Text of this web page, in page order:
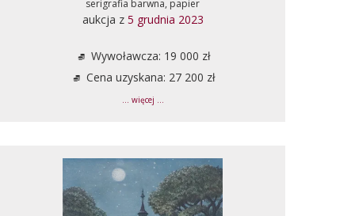
serigrafia barwna, papier
aukcja z 5 grudnia 2023
Wywoławcza: 19 000 zł
Cena uzyskana: 27 200 zł
... więcej ...